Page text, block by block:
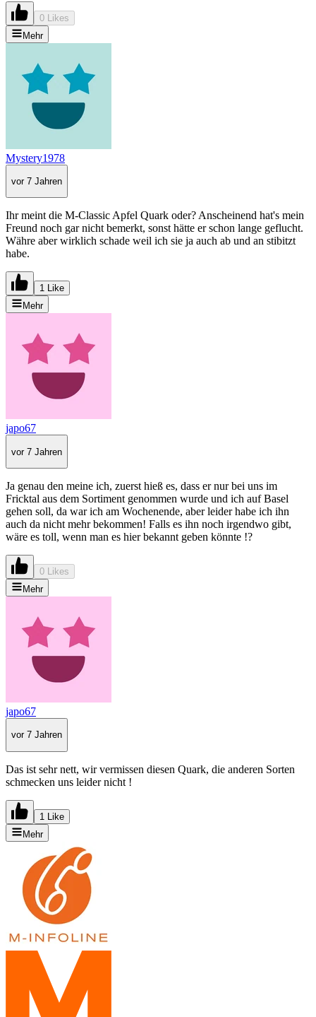
0 Likes
Mehr
Mystery1978
vor 7 Jahren
Ihr meint die M-Classic Apfel Quark oder? Anscheinend hat's mein
Freund noch gar nicht bemerkt, sonst hätte er schon lange geflucht.
Währe aber wirklich schade weil ich sie ja auch ab und an stibitzt
habe.
1 Like
Mehr
japo67
vor 7 Jahren
Ja genau den meine ich, zuerst hieß es, dass er nur bei uns im
Fricktal aus dem Sortiment genommen wurde und ich auf Basel
gehen soll, da war ich am Wochenende, aber leider habe ich ihn
auch da nicht mehr bekommen! Falls es ihn noch irgendwo gibt,
wäre es toll, wenn man es hier bekannt geben könnte !?
0 Likes
Mehr
japo67
vor 7 Jahren
Das ist sehr nett, wir vermissen diesen Quark, die anderen Sorten
schmecken uns leider nicht !
1 Like
Mehr